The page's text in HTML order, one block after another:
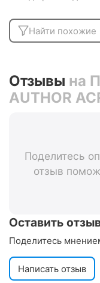
Найти похожие
Отзывы на
AUTHOR
Поделитесь
отзыв
Оставить
Поделитесь
Написать отзыв